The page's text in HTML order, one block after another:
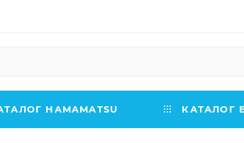
HAMAMATSU КАТАЛОГ